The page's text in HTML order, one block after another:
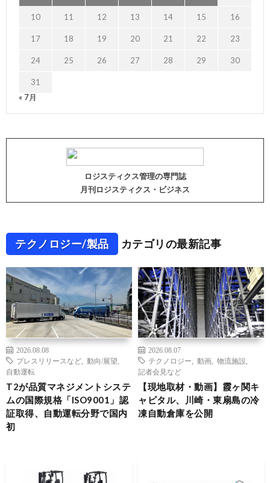
10 11 12 13 14 15 16
17 18 19 20 21 22 23
24 25 26 27 28 29 30
31
« 7月
ロジスティクス管理の専門誌
月刊ロジスティクス・ビジネス
テクノロジー/製品 カテゴリの最新記事
2026.08.08
プレスリリースなど
動向/展望
自動運転
T2が品質マネジメントシステ
ムの国際規格「ISO9001」認
証取得、自動運転分野で国内
初
2026.08.07
テクノロジー
動画 物流施設
記者会見など
【現地取材・動画】霞ヶ関キ
ャピタル、川崎・東扇島の冷
凍自動倉庫を公開